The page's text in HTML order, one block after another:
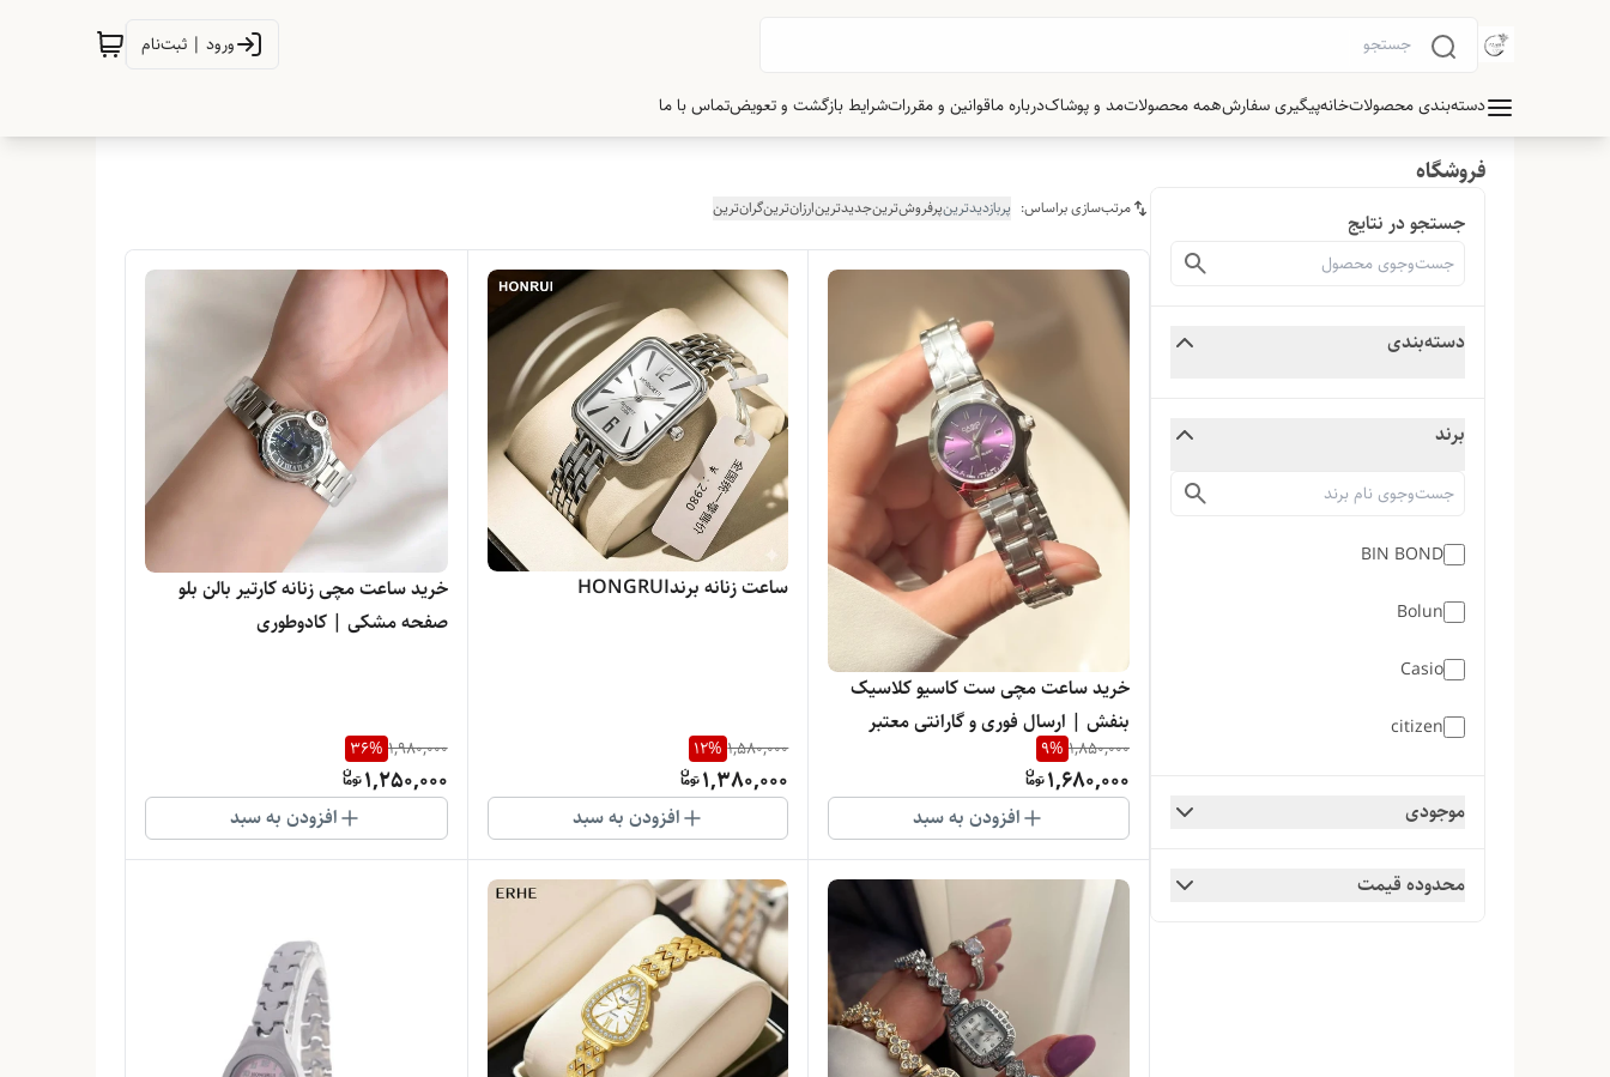
ورود | ثبت‌نام
دسته‌بندی محصولاتخانهپیگیری سفارشهمه محصولاتمد و پوشاکدرباره ماقوانین و مقرراتشرایط بازگشت و تعویضتماس با ما
فروشگاه
جستجو در نتایج
دسته‌بندی
برند
BIN BOND
Bolun
Casio
citizen
DW
موجودی
محدوده قیمت
مرتب‌سازی براساس: پربازدیدترینپرفروش‌ترینجدیدترینارزان‌ترینگران‌ترین
خرید ساعت مچی ست کاسیو کلاسیک
بنفش | ارسال فوری و گارانتی معتبر
کادوطوری
1,850,000
9%
1,680,000
افزودن به سبد
ساعت زنانه برندHONGRUI
1,580,000
12%
1,380,000
افزودن به سبد
خرید ساعت مچی زنانه کارتیر بالن بلو
صفحه مشکی | کادوطوری
1,980,000
36%
1,250,000
افزودن به سبد